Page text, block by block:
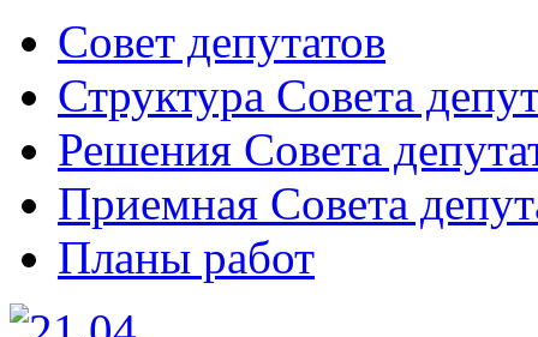
Совет депутатов
Структура Совета
Решения Совета
Приемная Совета
Планы работ